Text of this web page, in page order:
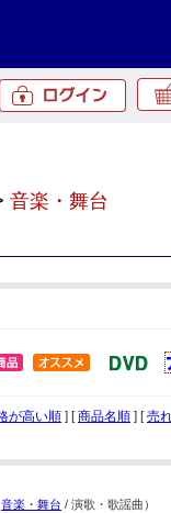
音楽・舞台
が高い順 ] [商品名順 ] [売
音楽・舞台 / 演歌・歌謡曲）